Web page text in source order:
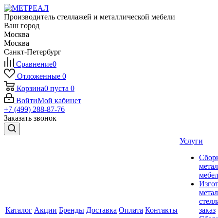
Производитель стеллажей и металлической мебели
Ваш город
Москва
Москва
Санкт-Петербург
Сравнение0
Отложенные 0
Корзина0 пуста 0
ВойтиМой кабинет
+7 (499) 288-87-76
Заказать звонок
Каталог Акции Бренды Доставка Оплата Контакты
Услуги
заказ